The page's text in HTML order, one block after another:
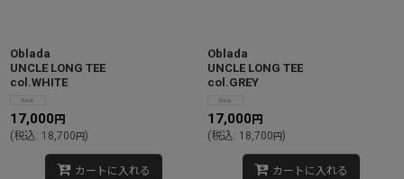
Oblada
UNCLE LONG TEE
col.WHITE
17,000 円
(税込: 18,700円)
カートに入れる
Oblada
UNCLE LONG TEE
col.GREY
17,000 円
(税込: 18,700円)
カートに入れる